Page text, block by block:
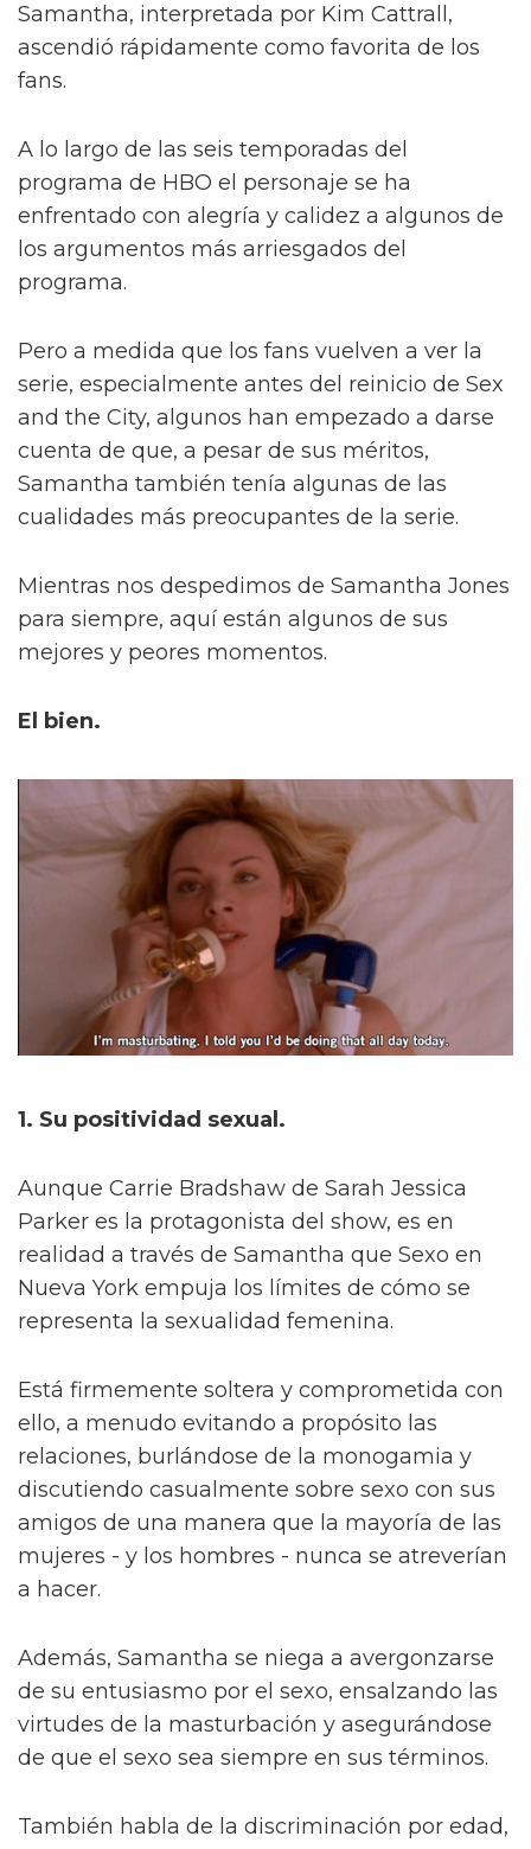
Samantha, interpretada por Kim Cattrall,
ascendió rápidamente como favorita de los
fans.
A lo largo de las seis temporadas del
programa de HBO el personaje se ha
enfrentado con alegría y calidez a algunos de
los argumentos más arriesgados del
programa.
Pero a medida que los fans vuelven a ver la
serie, especialmente antes del reinicio de Sex
and the City, algunos han empezado a darse
cuenta de que, a pesar de sus méritos,
Samantha también tenía algunas de las
cualidades más preocupantes de la serie.
Mientras nos despedimos de Samantha Jones
para siempre, aquí están algunos de sus
mejores y peores momentos.
El bien.
1. Su positividad sexual.
Aunque Carrie Bradshaw de Sarah Jessica
Parker es la protagonista del show, es en
realidad a través de Samantha que Sexo en
Nueva York empuja los límites de cómo se
representa la sexualidad femenina.
Está firmemente soltera y comprometida con
ello, a menudo evitando a propósito las
relaciones, burlándose de la monogamia y
discutiendo casualmente sobre sexo con sus
amigos de una manera que la mayoría de las
mujeres - y los hombres - nunca se atreverían
a hacer.
Además, Samantha se niega a avergonzarse
de su entusiasmo por el sexo, ensalzando las
virtudes de la masturbación y asegurándose
de que el sexo sea siempre en sus términos.
También habla de la discriminación por edad,